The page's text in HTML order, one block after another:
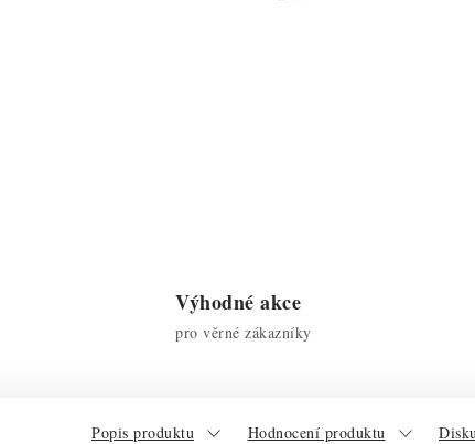
Výhodné akce
pro věrné zákazníky
Popis produktu Hodnocení produktu